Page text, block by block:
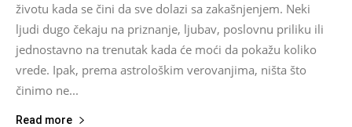
životu kada se čini da sve dolazi sa zakašnjenjem. Neki
ljudi dugo čekaju na priznanje, ljubav, poslovnu priliku ili
jednostavno na trenutak kada će moći da pokažu koliko
vrede. Ipak, prema astrološkim verovanjima, ništa što
činimo ne...
Read more